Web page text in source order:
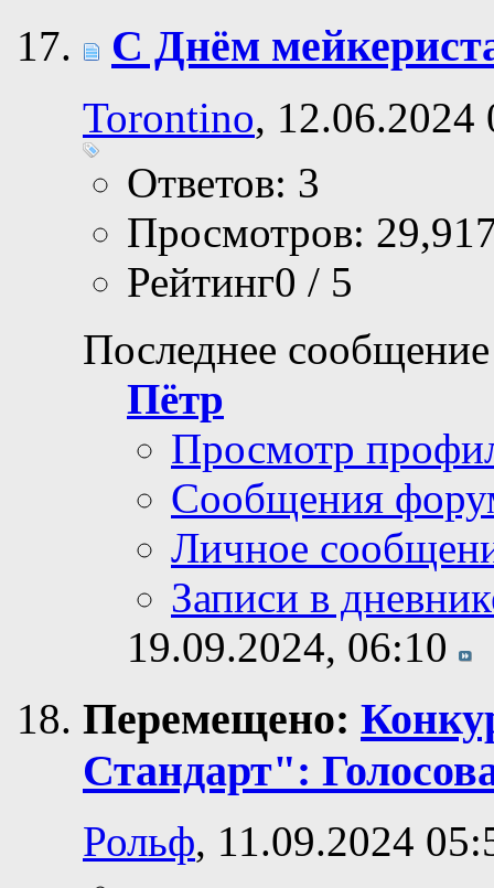
С Днём
Torontino, 12.06.2024
Ответов: 3
Просмотров:
Рейтинг0 / 5
Последнее
Пётр
Просмотр
Сообщения
Личное
Записи в
19.09.2024, 06:10
Перемещено:
Стандарт":
Рольф, 11.09.2024